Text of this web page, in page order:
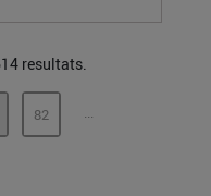
resultats.
PÀGINA
82 ...PÀGINES